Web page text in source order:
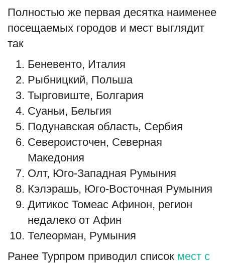
Полностью же первая десятка наименее
посещаемых городов и мест выглядит
так
Беневенто, Италия
Рыбницкий, Польша
Тырговиште, Болгария
Суаньи, Бельгия
Подунавская область, Сербия
Североисточен, Северная
Македония
Олт, Юго-Западная Румыния
Кэлэрашь, Юго-Восточная Румыния
Дитикос Томеас Афинон, регион
недалеко от Афин
Телеорман, Румыния
Ранее Турпром приводил список мест с